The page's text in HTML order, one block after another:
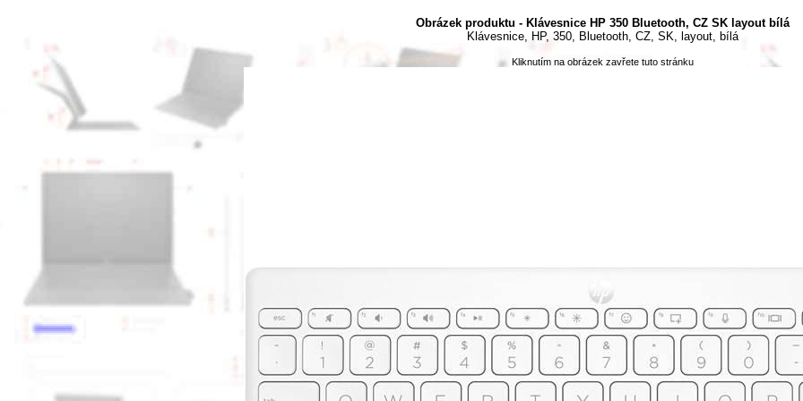
Obrázek produktu - Klávesnice HP 350 Bluetooth, CZ SK layout bílá
Klávesnice, HP, 350, Bluetooth, CZ, SK, layout, bílá
Kliknutím na obrázek zavřete tuto stránku